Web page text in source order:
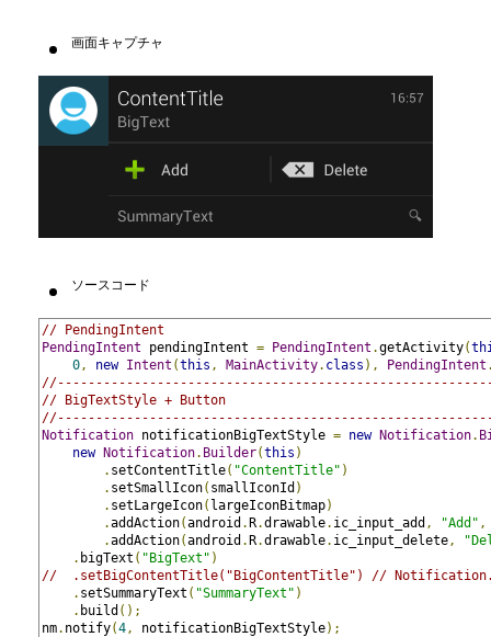
画面キャプチャ
ソースコード
// PendingIntent
PendingIntent pendingIntent = PendingIntent .getActivity(
0 , new Intent (this , MainActivity. class ), PendingIntent
// BigTextStyle + Button
Notification notificationBigTextStyle = new Notification.
new Notification. Builder(this )
. setContentTitle( "ContentTitle" )
. setSmallIcon( smallIconId )
. setLargeIcon( largeIconBitmap)
.addAction(android .R.drawable. ic_input_add , "Add" ,
.addAction(android .R.drawable. ic_input_delete ,
. bigText ( "BigText" )
//  .setBigContentTitle("BigContentTitle") //
. setSummaryText ( "SummaryText" )
. build ();
nm. notify(4 , notificationBigTextStyle);